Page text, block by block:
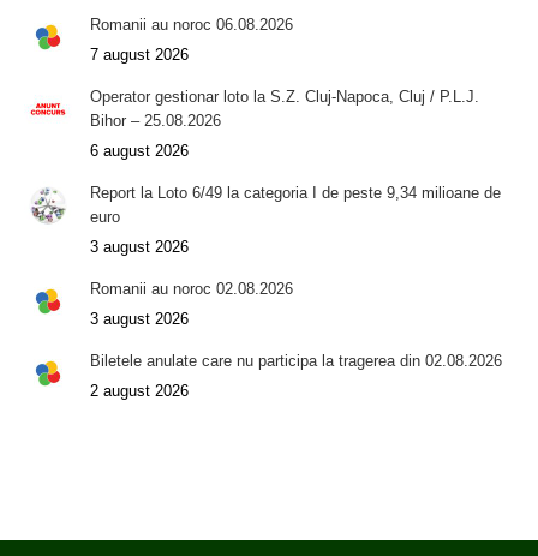
Romanii au noroc 06.08.2026
7 august 2026
Operator gestionar loto la S.Z. Cluj-Napoca, Cluj / P.L.J.
Bihor – 25.08.2026
6 august 2026
Report la Loto 6/49 la categoria I de peste 9,34 milioane de
euro
3 august 2026
Romanii au noroc 02.08.2026
3 august 2026
Biletele anulate care nu participa la tragerea din 02.08.2026
2 august 2026